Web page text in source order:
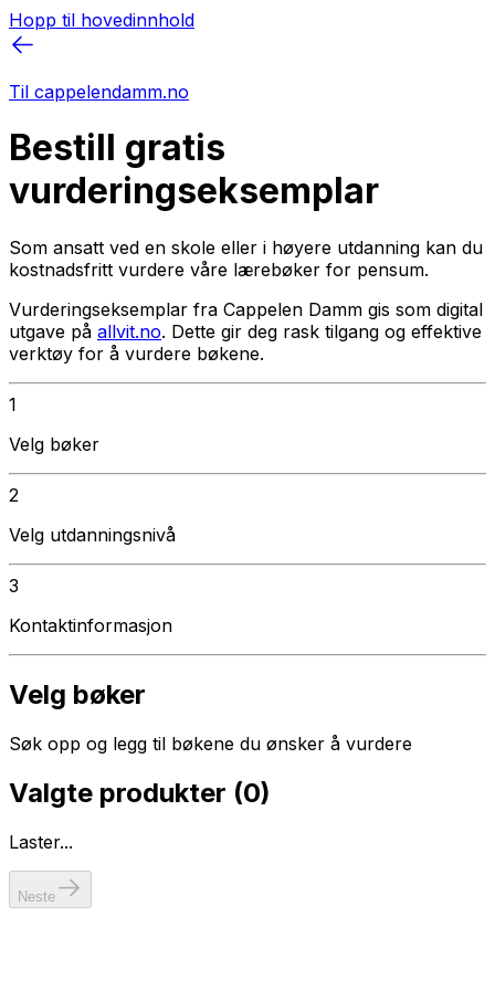
Hopp til hovedinnhold
Til cappelendamm.no
Bestill gratis
vurderingseksemplar
Som ansatt ved en skole eller i høyere utdanning kan du
kostnadsfritt vurdere våre lærebøker for pensum.
Vurderingseksemplar fra Cappelen Damm gis som digital
utgave på allvit.no. Dette gir deg rask tilgang og effektive
verktøy for å vurdere bøkene.
1
Velg bøker
2
Velg utdanningsnivå
3
Kontaktinformasjon
Velg bøker
Søk opp og legg til bøkene du ønsker å vurdere
Valgte produkter (0)
Laster...
Neste